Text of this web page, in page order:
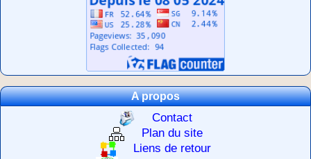
A propos
Contact
Plan du site
Liens de retour